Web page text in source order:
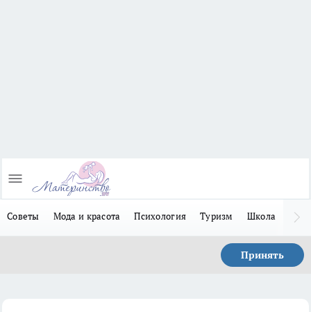
Советы Мода и красота Психология Туризм Школа
Принять